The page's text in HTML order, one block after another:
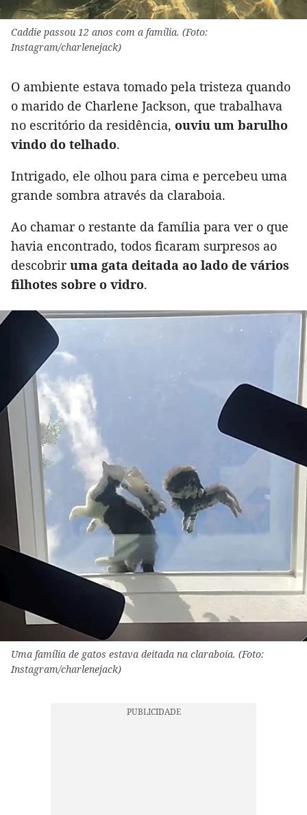
Caddie passou 12 anos com a família. (Foto:
Instagram/charlenejack)
O ambiente estava tomado pela tristeza quando
o marido de Charlene Jackson, que trabalhava
no escritório da residência, ouviu um barulho
vindo do telhado.
Intrigado, ele olhou para cima e percebeu uma
grande sombra através da claraboia.
Ao chamar o restante da família para ver o que
havia encontrado, todos ficaram surpresos ao
descobriruma gata deitada ao lado de vários
filhotes sobre o vidro.
Uma família de gatos estava deitada na claraboia. (Foto:
Instagram/charlenejack)